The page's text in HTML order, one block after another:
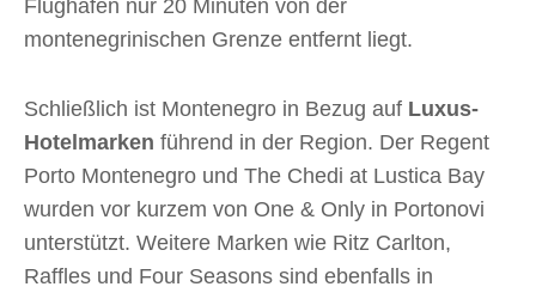
Flughafen nur 20 Minuten von der
montenegrinischen Grenze entfernt liegt.
Schließlich ist Montenegro in Bezug auf Luxus-
Hotelmarken führend in der Region. Der Regent
Porto Montenegro und The Chedi at Lustica Bay
wurden vor kurzem von One & Only in Portonovi
unterstützt. Weitere Marken wie Ritz Carlton,
Raffles und Four Seasons sind ebenfalls in